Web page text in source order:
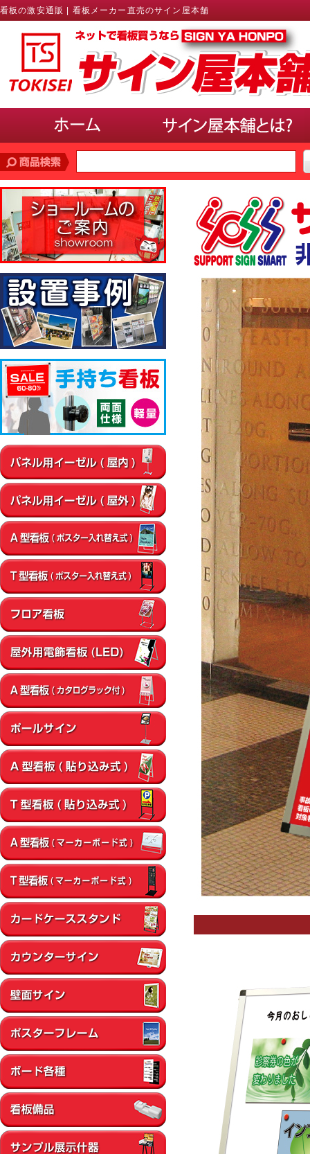
看板の激安通販 | 看板メーカー直売のサイン屋本舗
価格帯で探す
10,000円未満
10,000円〜20,000円
20,000円〜30,000円
30,000円〜40,000円
40,000円〜50,000円 50,000円以上
サインのサイズで選ぶ(ポスター、パネル)
A3以下
B3・A2・B2 A1・B1
使用場所で選ぶ
▼屋内
通路
店内・フロア 卓上・カウンター 壁面
エントラ
▼屋外
店舗前
イベント会場 エントランス